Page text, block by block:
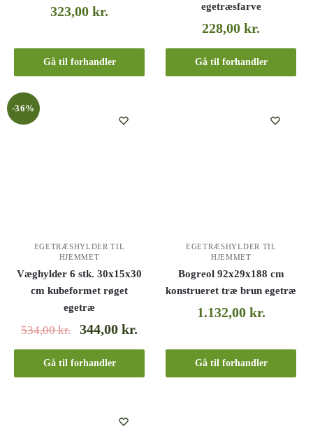
323,00kr.
Gå til forhandler
egetræsfarve
228,00kr.
Gå til forhandler
-36%
EGETRÆSHYLDER TIL
HJEMMET
Væghylder 6 stk. 30x15x30
cm kubeformet røget
egetræ
534,00kr. 344,00kr.
Gå til forhandler
EGETRÆSHYLDER TIL
HJEMMET
Bogreol 92x29x188 cm
konstrueret træ brun egetræ
1.132,00 kr.
Gå til forhandler